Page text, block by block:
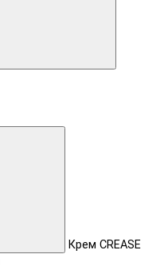
Крем CREASE